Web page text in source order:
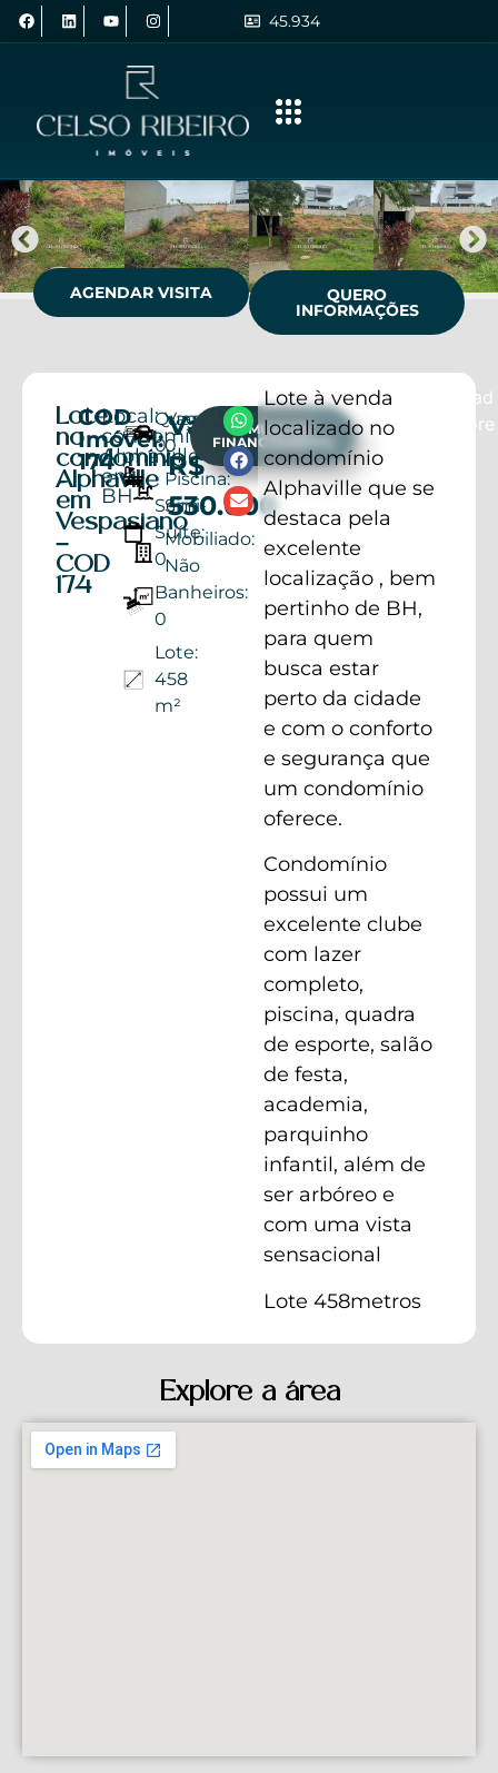
45.934
AGENDAR VISITA QUERO
INFORMAÇÕES
Lote
no
condomínio
Alphaville
em
Vespasiano
–
COD
174
COD
Imóvel:
174
Local:
condomínio
Alphaville
em
BH
Quartos:
0
Semi-
Suíte:
0
Banheiros:
0
Lote:
458
m²
Vagas:
0
Piscina:
Sim
Mobiliado:
Não
Valor:
R$
530.000
SIMULE UM
FINANCIAMENTO
Compartilhe
Lote à venda
localizado no
condomínio
Alphaville que se
destaca pela
excelente
localização , bem
pertinho de BH,
para quem
busca estar
perto da cidade
e com o conforto
e segurança que
um condomínio
oferece.
Condomínio
possui um
excelente clube
com lazer
completo,
piscina, quadra
de esporte, salão
de festa,
academia,
parquinho
infantil, além de
ser arbóreo e
com uma vista
sensacional
Lote 458metros
Read
More
Explore a área